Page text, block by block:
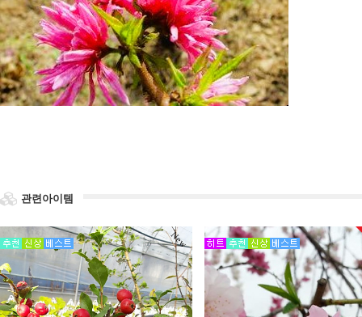
관련아이템
New